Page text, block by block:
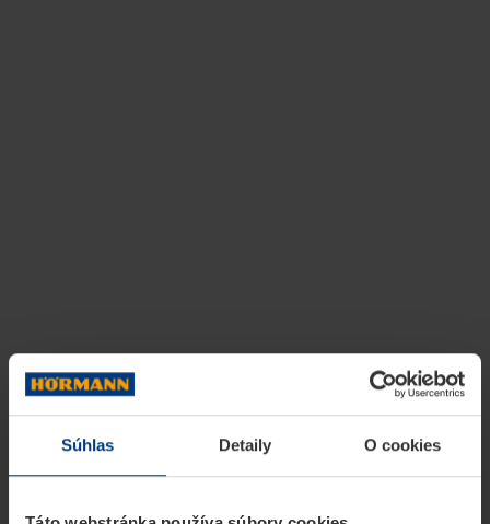
Súhlas Detaily O cookies